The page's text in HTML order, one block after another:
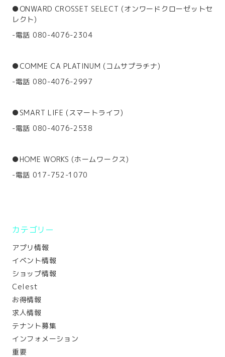
●ONWARD CROSSET SELECT (オンワードクローゼットセ
レクト)
-電話 080-4076-2304
●COMME CA PLATINUM (コムサプラチナ)
-電話 080-4076-2997
●SMART LIFE (スマートライフ)
-電話 080-4076-2538
●HOME WORKS (ホームワークス)
-電話 017-752-1070
カテゴリー
アプリ情報
イベント情報
ショップ情報
Celest
お得情報
求人情報
テナント募集
インフォメーション
重要